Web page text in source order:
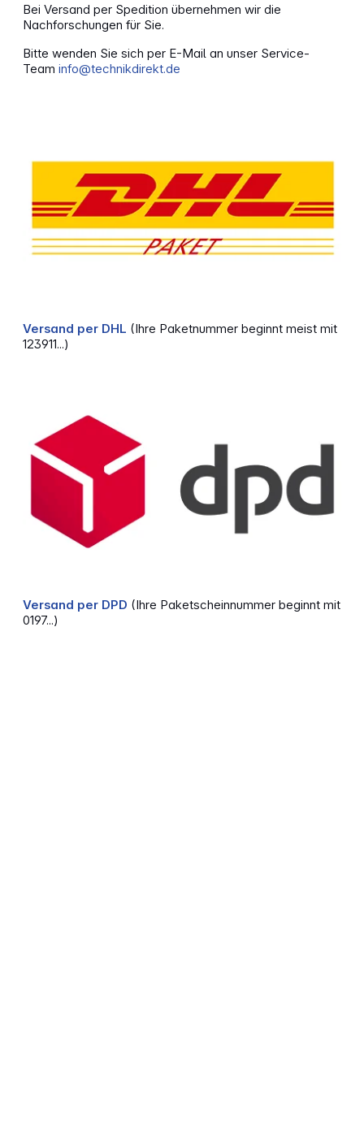
Bei Versand per Spedition übernehmen wir die
Nachforschungen für Sie.
Bitte wenden Sie sich per E-Mail an unser Service-
Teaminfo@technikdirekt.de
Versand per DHL (Ihre Paketnummer beginnt meist mit
123911...)
Versand per DPD (Ihre Paketscheinnummer beginnt mit
0197...)